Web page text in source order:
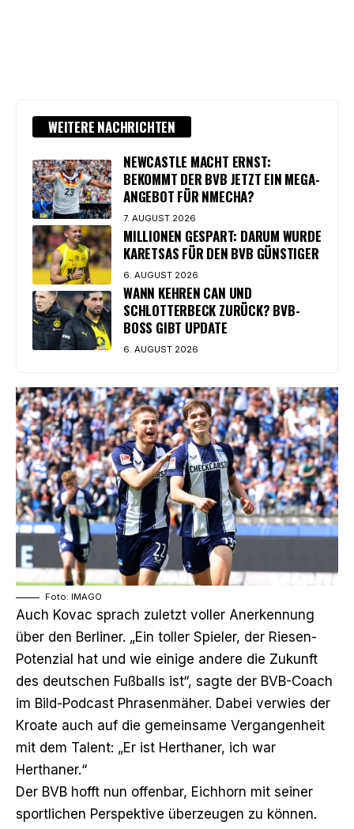
WEITERE NACHRICHTEN
NEWCASTLE MACHT ERNST:
BEKOMMT DER BVB JETZT EIN MEGA-
ANGEBOT FÜR NMECHA?
7. AUGUST 2026
MILLIONEN GESPART: DARUM WURDE
KARETSAS FÜR DEN BVB GÜNSTIGER
6. AUGUST 2026
WANN KEHREN CAN UND
SCHLOTTERBECK ZURÜCK? BVB-
BOSS GIBT UPDATE
6. AUGUST 2026
Foto: IMAGO
Auch Kovac sprach zuletzt voller Anerkennung
über den Berliner. „Ein toller Spieler, der Riesen-
Potenzial hat und wie einige andere die Zukunft
des deutschen Fußballs ist“, sagte der BVB-Coach
im Bild-Podcast Phrasenmäher. Dabei verwies der
Kroate auch auf die gemeinsame Vergangenheit
mit dem Talent: „Er ist Herthaner, ich war
Herthaner.“
Der BVB hofft nun offenbar, Eichhorn mit seiner
sportlichen Perspektive überzeugen zu können.